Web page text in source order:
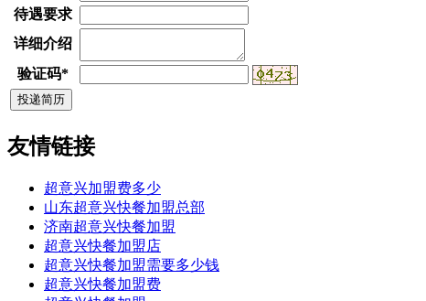
待遇要求
详细介绍
验证码*
友情链接
超意兴加盟费多少
山东超意兴快餐加盟总部
济南超意兴快餐加盟
超意兴快餐加盟店
超意兴快餐加盟需要多少钱
超意兴快餐加盟费